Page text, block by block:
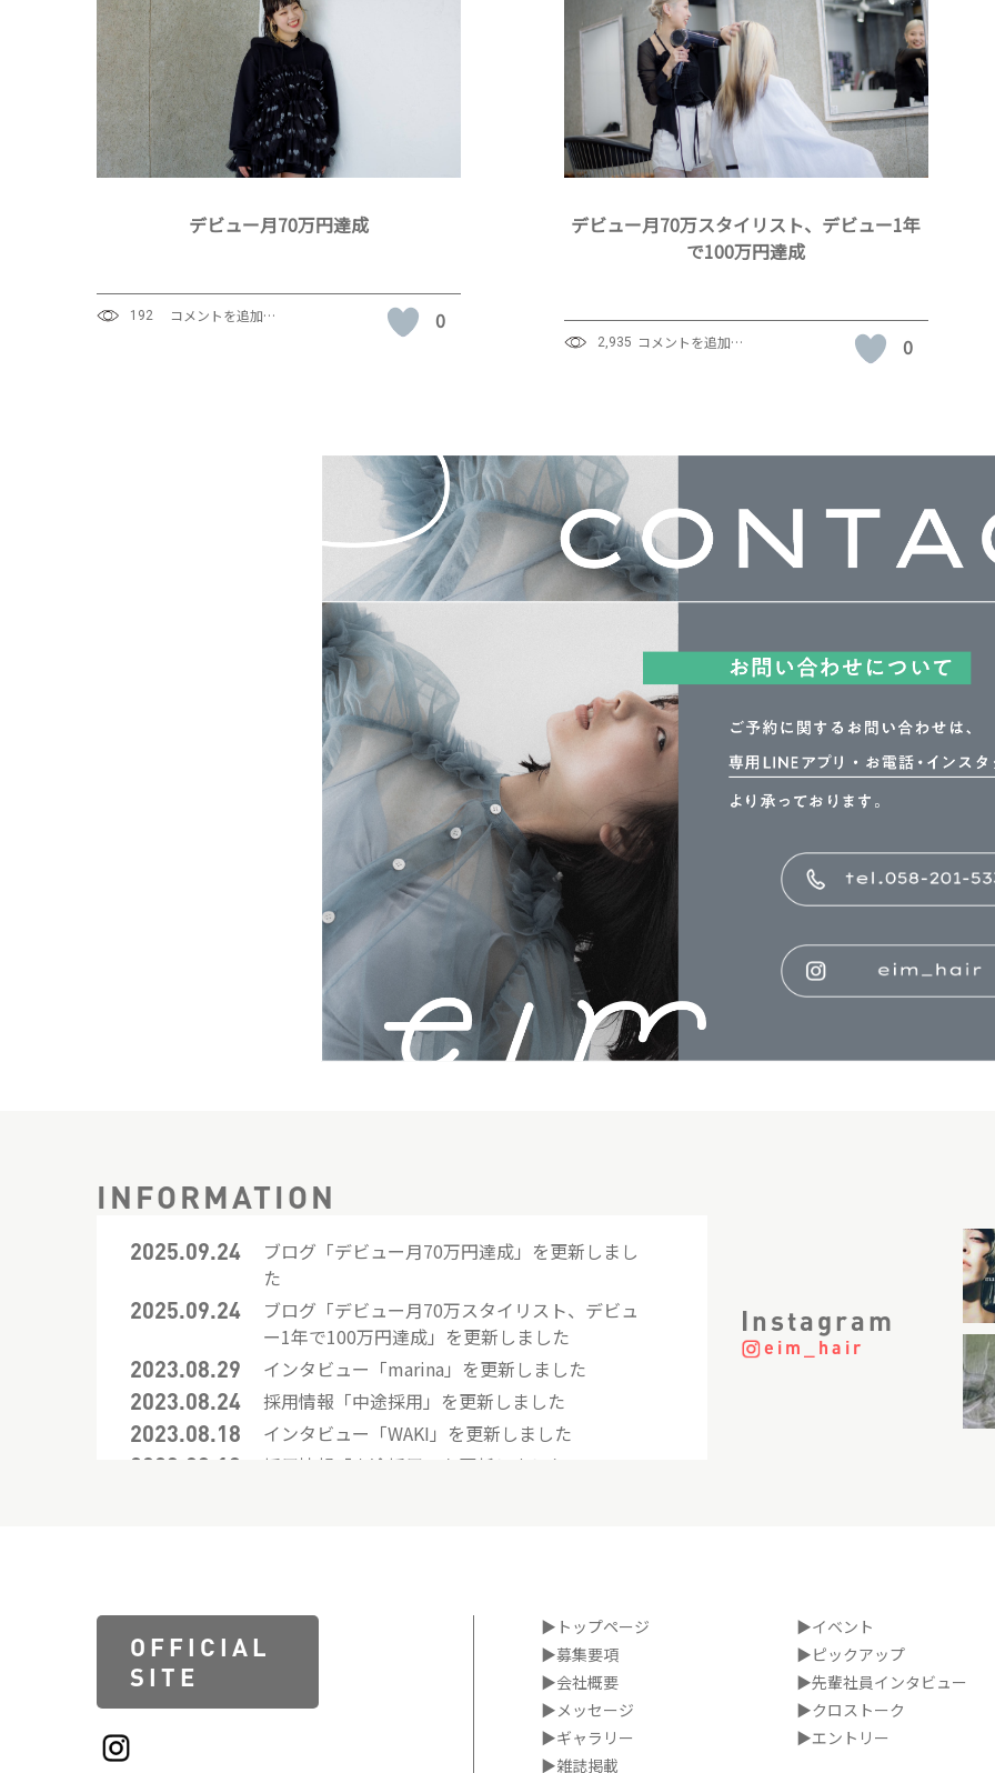
デビュー月70万円達成
192 コメントを追加… 0
デビュー月70万スタイリスト、デビュー1年
で100万円達成
2,935 コメントを追加… 0
INFORMATION
2025.09.24
ブログ「デビュー月70万円達成」を更新しまし
た
2025.09.24
ブログ「デビュー月70万スタイリスト、デビュ
ー1年で100万円達成」を更新しました
2023.08.29
インタビュー「marina」を更新しました
2023.08.24
採用情報「中途採用」を更新しました
2023.08.18
インタビュー「WAKI」を更新しました
2023.08.18
採用情報「中途採用」を更新しました
クロストーク「カラーリスト×アシスタント
先輩後輩TALK」を更新しました
2023.08.16
クロストーク「デザイナー×アシスタント 先
輩後輩TALK」を更新しました
Instagram
eim_hair
OFFICIAL
SITE
▶トップページ
▶募集要項
▶会社概要
▶メッセージ
▶ギャラリー
▶雑誌掲載
▶イベント
▶ピックアップ
▶先輩社員インタビュー
▶クロストーク
▶エントリー